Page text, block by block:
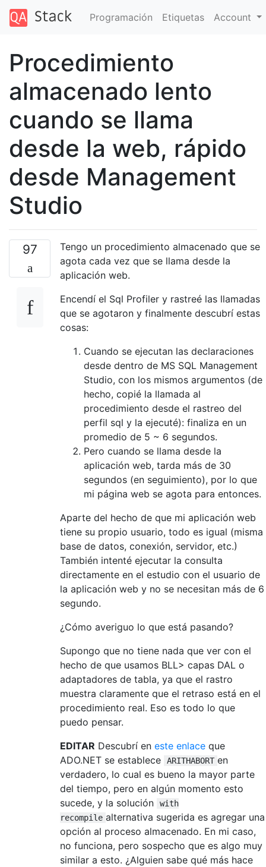
Programación Etiquetas Account
Procedimiento
almacenado lento
cuando se llama
desde la web, rápido
desde Management
Studio
97
Tengo un procedimiento almacenado que se
agota cada vez que se llama desde la
aplicación web.
Encendí el Sql Profiler y rastreé las llamadas
que se agotaron y finalmente descubrí estas
cosas:
Cuando se ejecutan las declaraciones
desde dentro de MS SQL Management
Studio, con los mismos argumentos (de
hecho, copié la llamada al
procedimiento desde el rastreo del
perfil sql y la ejecuté): finaliza en un
promedio de 5 ~ 6 segundos.
Pero cuando se llama desde la
aplicación web, tarda más de 30
segundos (en seguimiento), por lo que
mi página web se agota para entonces.
Aparte del hecho de que mi aplicación web
tiene su propio usuario, todo es igual (misma
base de datos, conexión, servidor, etc.)
También intenté ejecutar la consulta
directamente en el estudio con el usuario de
la aplicación web y no se necesitan más de 6
segundo.
¿Cómo averiguo lo que está pasando?
Supongo que no tiene nada que ver con el
hecho de que usamos BLL> capas DAL o
adaptadores de tabla, ya que el rastro
muestra claramente que el retraso está en el
procedimiento real. Eso es todo lo que
puedo pensar.
EDITAR Descubrí en este enlace que
ADO.NET se establece
ARITHABORT en
verdadero, lo cual es bueno la mayor parte
del tiempo, pero en algún momento esto
sucede, y la solución
with
recompile alternativa sugerida es agregar una
opción al proceso almacenado. En mi caso,
no funciona, pero sospecho que es algo muy
similar a esto. ¿Alguien sabe qué más hace